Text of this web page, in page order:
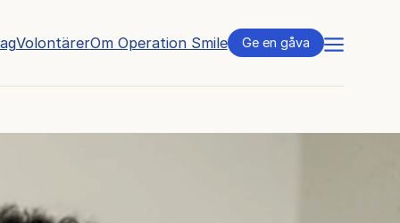
VolontärerOm Operation Smile Ge en gåva